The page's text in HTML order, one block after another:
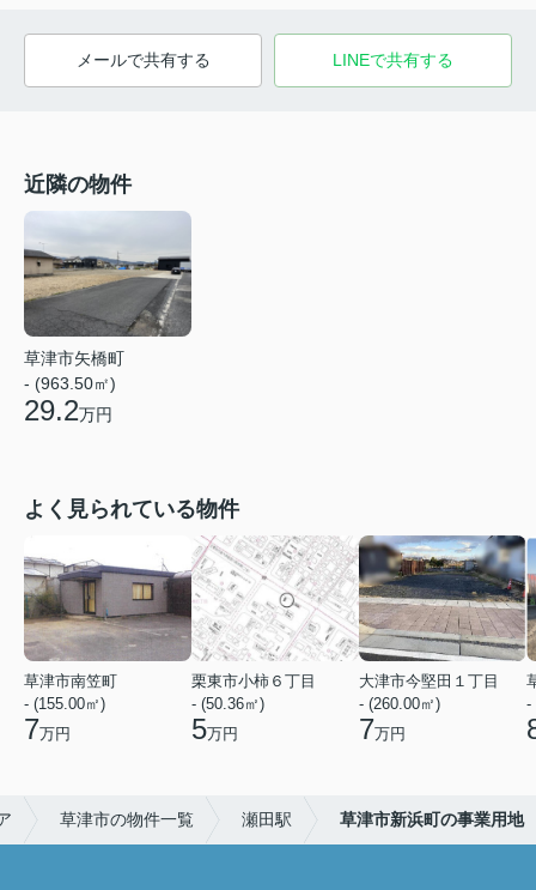
メールで共有する LINEで共有する
近隣の物件
草津市矢橋町
- (963.50㎡)
29.2万円
よく見られている物件
草津市南笠町
- (155.00㎡)
7万円
栗東市小柿６丁目
- (50.36㎡)
5万円
大津市今堅田１丁目
- (260.00㎡)
7万円
-
草津市の物件一覧 瀬田駅 草津市新浜町の事業用地